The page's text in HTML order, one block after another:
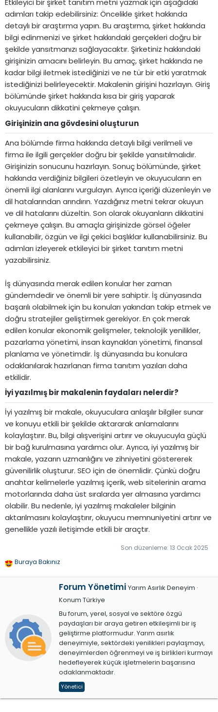
Etkileyici bir şirket tanıtım metni yazmak için aşağıdaki
adımları takip edebilirsiniz: Öncelikle şirket hakkında
detaylı bir araştırma yapın. Bu araştırma, şirket hakkında
bilgi edinmenizi ve şirket hakkındaki gerçekleri doğru bir
şekilde yansıtmanızı sağlayacaktır. Şirketiniz hakkındaki
girişinizin amacını belirleyin. Bu amaç, şirket hakkında ne
kadar bilgi iletmek istediğinizi ve ne tür bir etki yaratmak
istediğinizi belirleyecektir. Makalenin girişini hazırlayın. Giriş
bölümünde şirket hakkında kısa bir giriş yaparak
okuyucuların dikkatini çekmeye çalışın.
Girişinizin ana gövdesini oluşturun​
Ana bölümde firma hakkında detaylı bilgi verilmeli ve
firma ile ilgili gerçekler doğru bir şekilde yansıtılmalıdır.
Girişinizin sonucunu hazırlayın. Sonuç bölümünde, şirket
hakkında verdiğiniz bilgileri özetleyin ve okuyucuların en
önemli ilgi alanlarını vurgulayın. Ayrıca içeriği düzenleyin ve
dil hatalarından arındırın. Yazdığınız metni tekrar okuyun
ve dil hatalarını düzeltin. Son olarak okuyanların dikkatini
çekmeye çalışın. Bu amaçla girişinizde görsel öğeler
kullanabilir, özgün ve ilgi çekici başlıklar kullanabilirsiniz. Bu
adımları izleyerek etkileyici bir şirket tanıtım metni
yazabilirsiniz.
İş dünyasında merak edilen konular her zaman
gündemdedir ve önemli bir yere sahiptir. İş dünyasında
başarılı olabilmek için bu konuları yakından takip etmek ve
doğru stratejiler geliştirmek gerekiyor. En çok merak
edilen konular ekonomik gelişmeler, teknolojik yenilikler,
pazarlama yönetimi, insan kaynakları yönetimi, finansal
planlama ve yönetimdir. İş dünyasında bu konulara
odaklanılarak hazırlanan firma tanıtım yazıları daha
etkilidir.
İyi yazılmış bir makalenin faydaları nelerdir?​
İyi yazılmış bir makale, okuyuculara anlaşılır bilgiler sunar
ve konuyu etkili bir şekilde aktararak anlamalarını
kolaylaştırır. Bu, bilgi alışverişini artırır ve okuyucuyla güçlü
bir bağ kurulmasına yardımcı olur. Ayrıca, iyi yazılmış bir
makale, yazarın uzmanlığını ve zihniyetini göstererek
güvenilirlik oluşturur. SEO için de önemlidir. Çünkü doğru
anahtar kelimelerle yazılmış içerik, web sitelerinin arama
motorlarında daha üst sıralarda yer almasına yardımcı
olabilir. Bu nedenle, iyi yazılmış makaleler bilginin
aktarılmasını kolaylaştırır, okuyucu memnuniyetini artırır ve
genellikle yazılı iletişimde etkili bir araçtır.
Son düzenleme: 13 Ocak 2025
T
e
Buraya Bakınız
Y
z
a
r
Forum Yönetimi Yarım Asırlık Deneyim ·
Konum Türkiye
Bu forum, yerel, sosyal ve sektöre özgü
paydaşları bir araya getiren etkileşimli bir iş
geliştirme platformudur. Yarım asırlık
deneyimiyle, sektördeki yenilikleri paylaşmayı,
deneyimlerden öğrenmeyi ve iş birlikleri kurmayı
hedefleyerek küçük işletmelerin başarısına
odaklanmaktadır.
Yönetici